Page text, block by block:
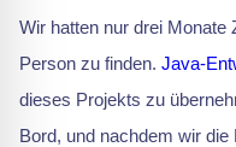
Wir hatten nur drei Monate
Person zu finden. Java-
dieses Projekts zu
Bord, und nachdem wir